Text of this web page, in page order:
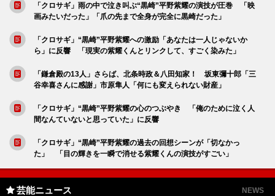
「クロサギ」雨の中で泣き叫ぶ“黒崎”平野紫耀の演技が圧巻 「映
画みたいだった」「爪の先まで全身が完全に黒崎だった」
「クロサギ」“黒崎”平野紫耀への激励「あなたは一人じゃないか
ら」に反響 「現実の紫耀くんとリンクして、すごく染みた」
「鎌倉殿の13人」さらば、北条時政＆八田知家！ 坂東彌十郎「三
谷幸喜さんに感謝」市原隼人「何にも変えられない財産」
「クロサギ」“黒崎”平野紫耀の心のつぶやき 「俺のために泣く人
間なんていないと思っていた」に反響
「クロサギ」“黒崎”平野紫耀の過去の回想シーンが「切なかっ
た」 「目の輝きを一瞬で消せる紫耀くんの演技がすごい」
芸能ニュース NEWS